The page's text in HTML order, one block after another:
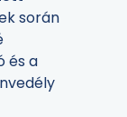
során
és a